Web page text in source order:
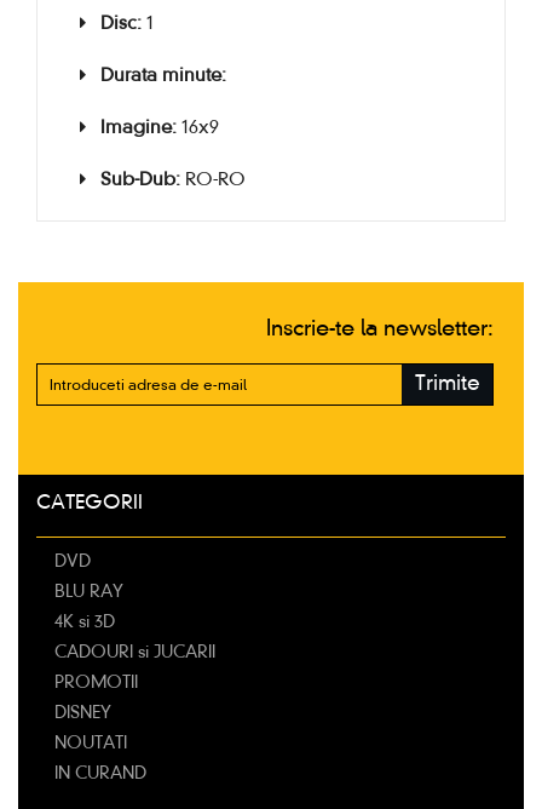
Disc: 1
Durata minute:
Imagine: 16x9
Sub-Dub: RO-RO
Inscrie-te la newsletter:
Trimite
CATEGORII
DVD
BLU RAY
4K si 3D
CADOURI si JUCARII
PROMOTII
DISNEY
NOUTATI
IN CURAND